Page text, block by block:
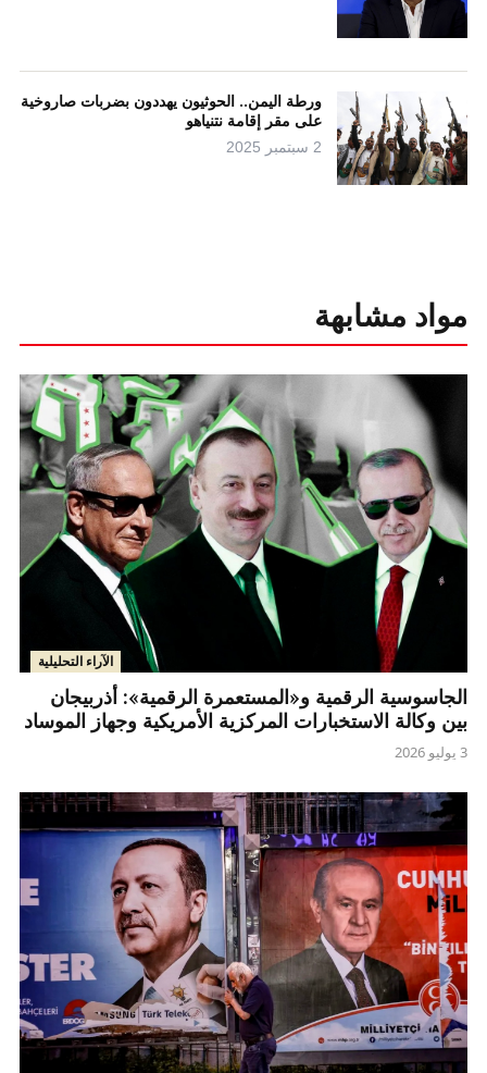
ورطة اليمن.. الحوثيون يهددون بضربات صاروخية
على مقر إقامة نتنياهو
2 سبتمبر 2025
مواد مشابهة
الآراء التحليلية
الجاسوسية الرقمية و«المستعمرة الرقمية»: أذربيجان
بين وكالة الاستخبارات المركزية الأمريكية وجهاز الموساد
3 يوليو 2026